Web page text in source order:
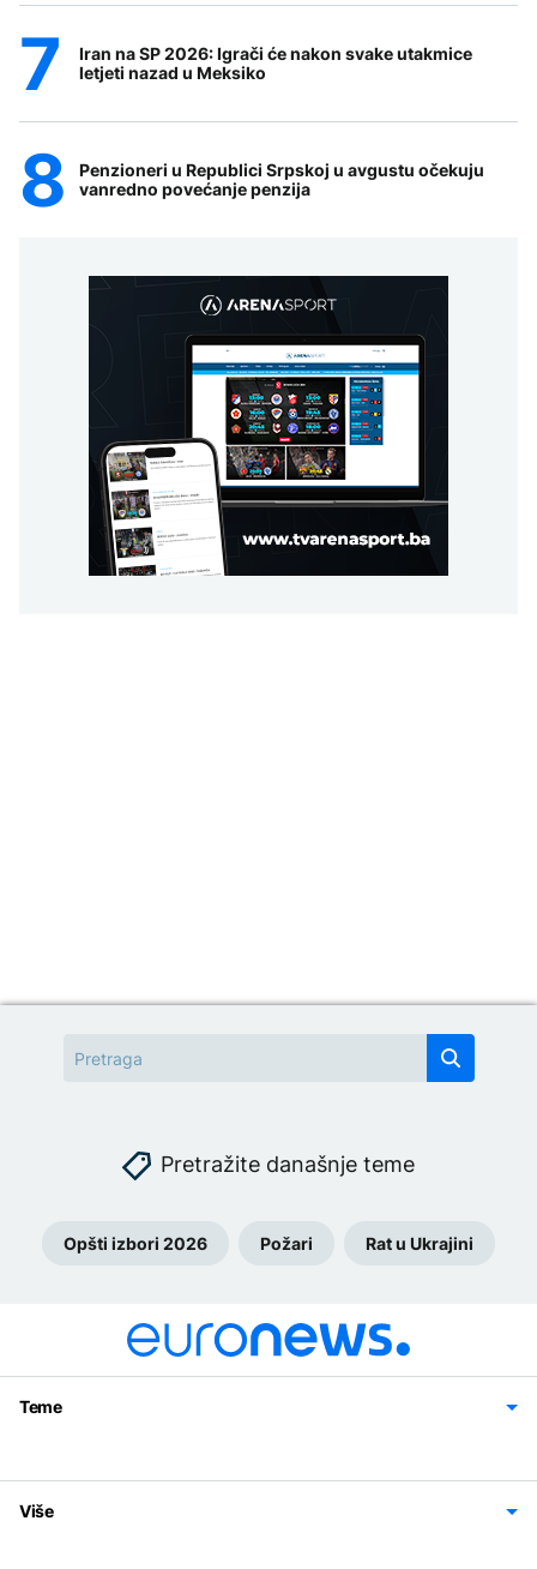
Iran na SP 2026: Igrači će nakon svake utakmice
letjeti nazad u Meksiko
Penzioneri u Republici Srpskoj u avgustu očekuju
vanredno povećanje penzija
Pretražite današnje teme
Opšti izbori 2026 Požari Rat u Ukrajini
Teme
Svijet
Sport
Magazin
Više